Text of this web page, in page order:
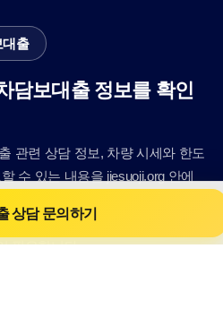
대출
담보대출 정보를 확인
관련 상담 정보, 차량 시세와 한도
수 있는 내용을 jiesuoji.org 안에
가능 여부와 조건은 금융사 심사
필요합니다.
상담 문의하기